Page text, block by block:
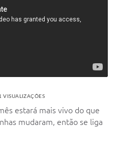
VISUALIZAÇÕES
estará mais vivo do que
mudaram, então se liga